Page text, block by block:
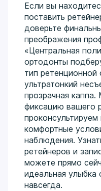
Если вы
поставить
доверьте
преображения
«Центральная
ортодонты
тип ретенционной
ультратонкий
прозрачная
фиксацию вашего
комфортные
наблюдения.
ретейнеров и
можете прямо
идеальная улыбка
навсегда.